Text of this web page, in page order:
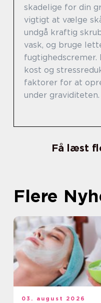
skadelige for din
vigtigt at vælge
undgå kraftig
vask, og bruge
fugtighedscremer.
kost og
faktorer for at
under graviditeten.
Få læst
Flere
03. august 2026